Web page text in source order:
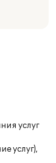
услуг
услуг),